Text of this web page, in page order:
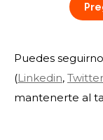
Puedes
(Linkedin, Twitter
mantenerte al